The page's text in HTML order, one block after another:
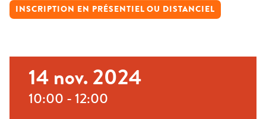
INSCRIPTION EN PRÉSENTIEL OU DISTANCIEL
14 nov. 2024
10:00 - 12:00